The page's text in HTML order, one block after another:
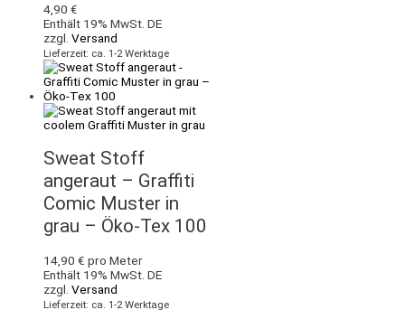
4,90 €
Enthält 19% MwSt. DE
zzgl. Versand
Lieferzeit: ca. 1-2 Werktage
Sweat Stoff
angeraut – Graffiti
Comic Muster in
grau – Öko-Tex 100
14,90 € pro Meter
Enthält 19% MwSt. DE
zzgl. Versand
Lieferzeit: ca. 1-2 Werktage